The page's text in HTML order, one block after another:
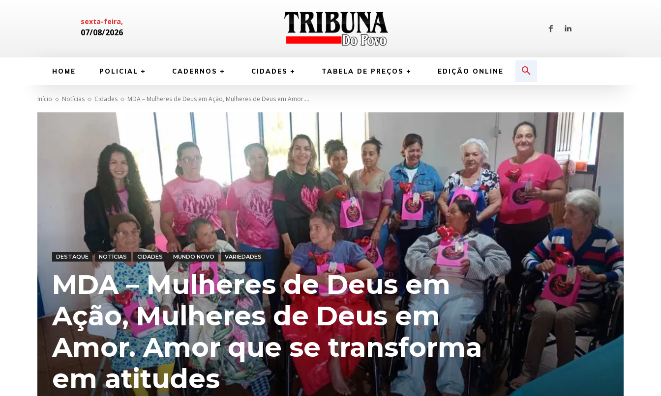
sexta-feira,
07/08/2026
HOME POLICIAL CADERNOS CIDADES TABELA DE PREÇOS EDIÇÃO ONLINE
Início Notícias Cidades MDA – Mulheres de Deus em Ação, Mulheres de Deus em Amor....
DESTAQUE NOTÍCIAS CIDADES MUNDO NOVO VARIEDADES
MDA – Mulheres de Deus em
Ação, Mulheres de Deus em
Amor. Amor que se transforma
em atitudes